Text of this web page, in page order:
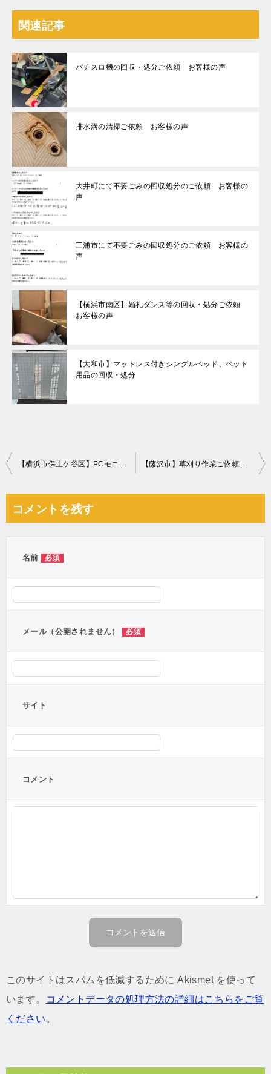
関連記事
パチスロ機の回収・処分ご依頼 お客様の声
排水溝の清掃ご依頼 お客様の声
大井町にて不要ごみの回収処分のご依頼 お客様の
声
三浦市にて不要ごみの回収処分のご依頼 お客様の
声
【横浜市南区】婚礼ダンス等の回収・処分ご依頼
お客様の声
【大和市】マットレス付きシングルベッド、ペット
用品の回収・処分
投
ビ
【横浜市保土ケ谷区】PCモニタ、スピーカー、プリンター等の回収 【藤沢市】草刈り作業ご依頼 お客様の声
コメントを残す
名前 必須
メール（公開されません） 必須
サイト
コメント
このサイトはスパムを低減するために Akismet を使って
います。
コメントデータの処理方法の詳細はこちらをご覧
ください 。